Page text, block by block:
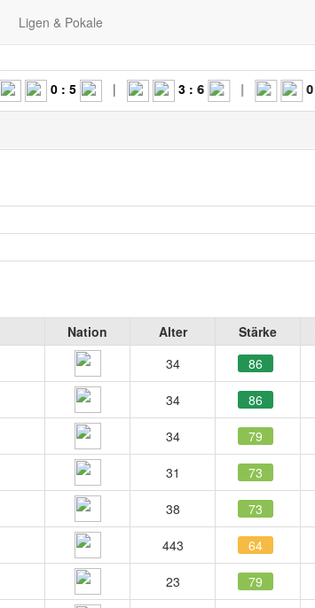
Ligen & Pokale
0 : 5 | 3 : 6 | 0 : 5
Nation Alter Stärke
34 86
34 86
34 79
31 73
38 73
443 64
23 79